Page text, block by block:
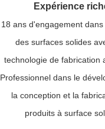
Expérience
18 ans d'engagement
des surfaces solides
technologie de fabrication
Professionnel dans le
la conception et la
produits à surface